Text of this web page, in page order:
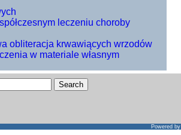
leczeniu choroby
obliteracja krwawiących wrzodów
w materiale własnym
Powered by